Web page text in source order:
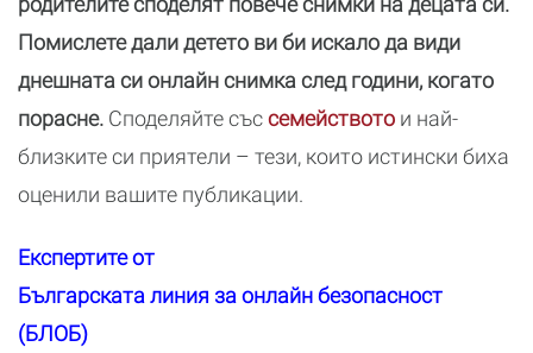
Помислете дали детето ви би искало да види
днешната си онлайн снимка след години, когато
порасне. Споделяйте съссемейството и най-
близките си приятели – тези, които истински биха
оценили вашите публикации.
Експертите от
Българската линия за онлайн безопасност
(БЛОБ)